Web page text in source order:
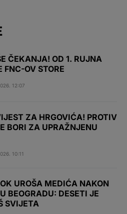
ČEKANJA! OD 1. RUJNA
FNC-OV STORE
12:07
ZA HRGOVIĆA! PROTIV
BORI ZA UPRAŽNJENU
10:11
UROŠA MEDIĆA NAKON
BEOGRADU: DESETI JE
SVIJETA